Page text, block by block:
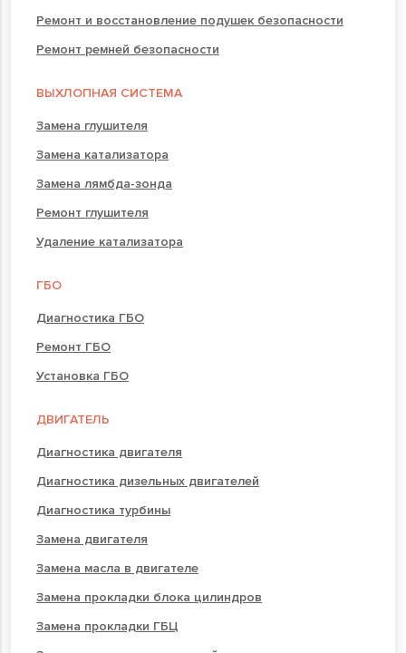
Ремонт и восстановление подушек безопасности
Ремонт ремней безопасности
ВЫХЛОПНАЯ СИСТЕМА
Замена глушителя
Замена катализатора
Замена лямбда-зонда
Ремонт глушителя
Удаление катализатора
ГБО
Диагностика ГБО
Ремонт ГБО
Установка ГБО
ДВИГАТЕЛЬ
Диагностика двигателя
Диагностика дизельных двигателей
Диагностика турбины
Замена двигателя
Замена масла в двигателе
Замена прокладки блока цилиндров
Замена прокладки ГБЦ